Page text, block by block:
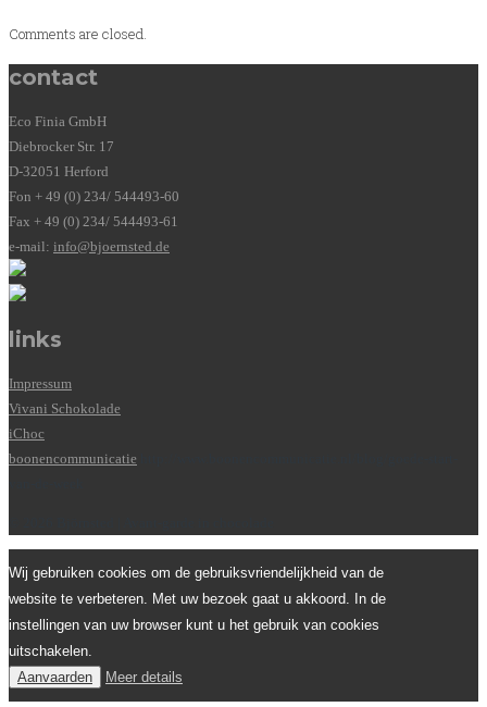
Comments are closed.
contact
Eco Finia GmbH
Diebrocker Str. 17
D-32051 Herford
Fon + 49 (0) 234/ 544493-60
Fax + 49 (0) 234/ 544493-61
e-mail: info@bjoernsted.de
links
Impressum
Vivani Schokolade
iChoc
boonencommunicatie
Wij gebruiken cookies om de gebruiksvriendelijkheid van de
website te verbeteren. Met uw bezoek gaat u akkoord. In de
instellingen van uw browser kunt u het gebruik van cookies
uitschakelen.
Aanvaarden
Meer details